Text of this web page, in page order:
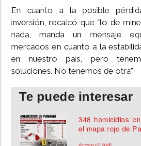
En cuanto a la posible
inversión, recalcó que "lo de
nada, manda un mensaje
mercados en cuanto a la
en nuestro país, pero
soluciones. No tenemos de otra".
Te puede interesar
348 homicidios
el mapa rojo de
Agosto 07, 2026